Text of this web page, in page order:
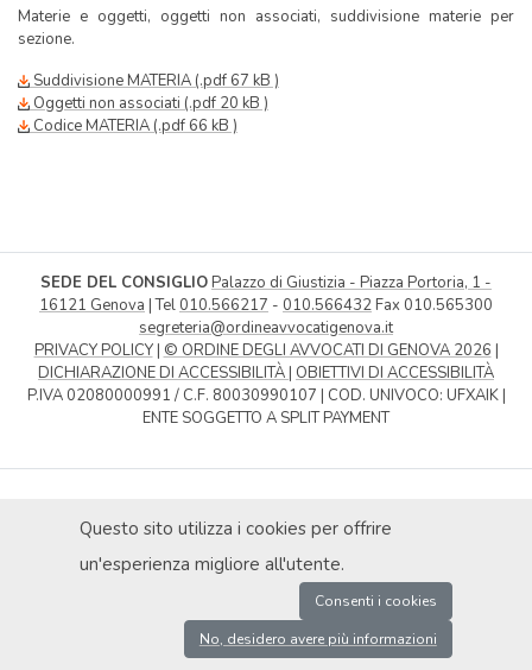
Questo sito utilizza i cookies per offrire
un'esperienza migliore all'utente.
Consenti i cookies
No, desidero avere più informazioni
Materie e oggetti, oggetti non associati, suddivisione materie per
sezione.
Suddivisione MATERIA (.pdf 67 kB )
Oggetti non associati (.pdf 20 kB )
Codice MATERIA (.pdf 66 kB )
SEDE DEL CONSIGLIOPalazzo di Giustizia - Piazza Portoria, 1 -
16121 Genova | Tel 010.566217 - 010.566432Fax 010.565300
segreteria@ordineavvocatigenova.it
PRIVACY POLICY| © ORDINE DEGLI AVVOCATI DI GENOVA 2026 |
DICHIARAZIONE DI ACCESSIBILITÀ| OBIETTIVI DI ACCESSIBILITÀ
P.IVA 02080000991 / C.F. 80030990107 | COD. UNIVOCO: UFXAIK |
ENTE SOGGETTO A SPLIT PAYMENT